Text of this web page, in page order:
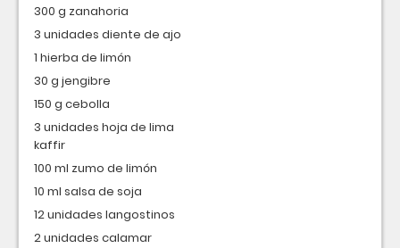
300 g zanahoria
3 unidades diente de ajo
1 hierba de limón
30 g jengibre
150 g cebolla
3 unidades hoja de lima
kaffir
100 ml zumo de limón
10 ml salsa de soja
12 unidades langostinos
2 unidades calamar